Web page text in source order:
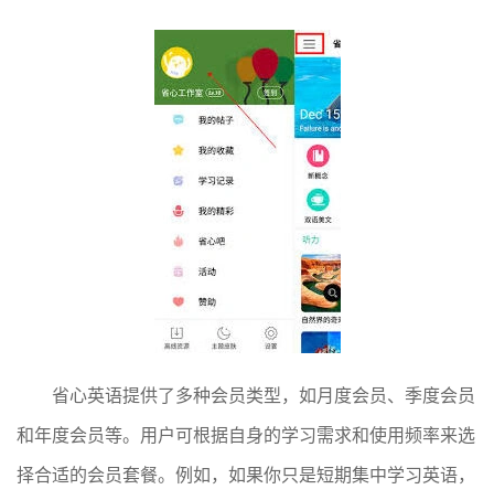
省心英语提供了多种会员类型，如月度会员、季度会员
和年度会员等。用户可根据自身的学习需求和使用频率来选
择合适的会员套餐。例如，如果你只是短期集中学习英语，